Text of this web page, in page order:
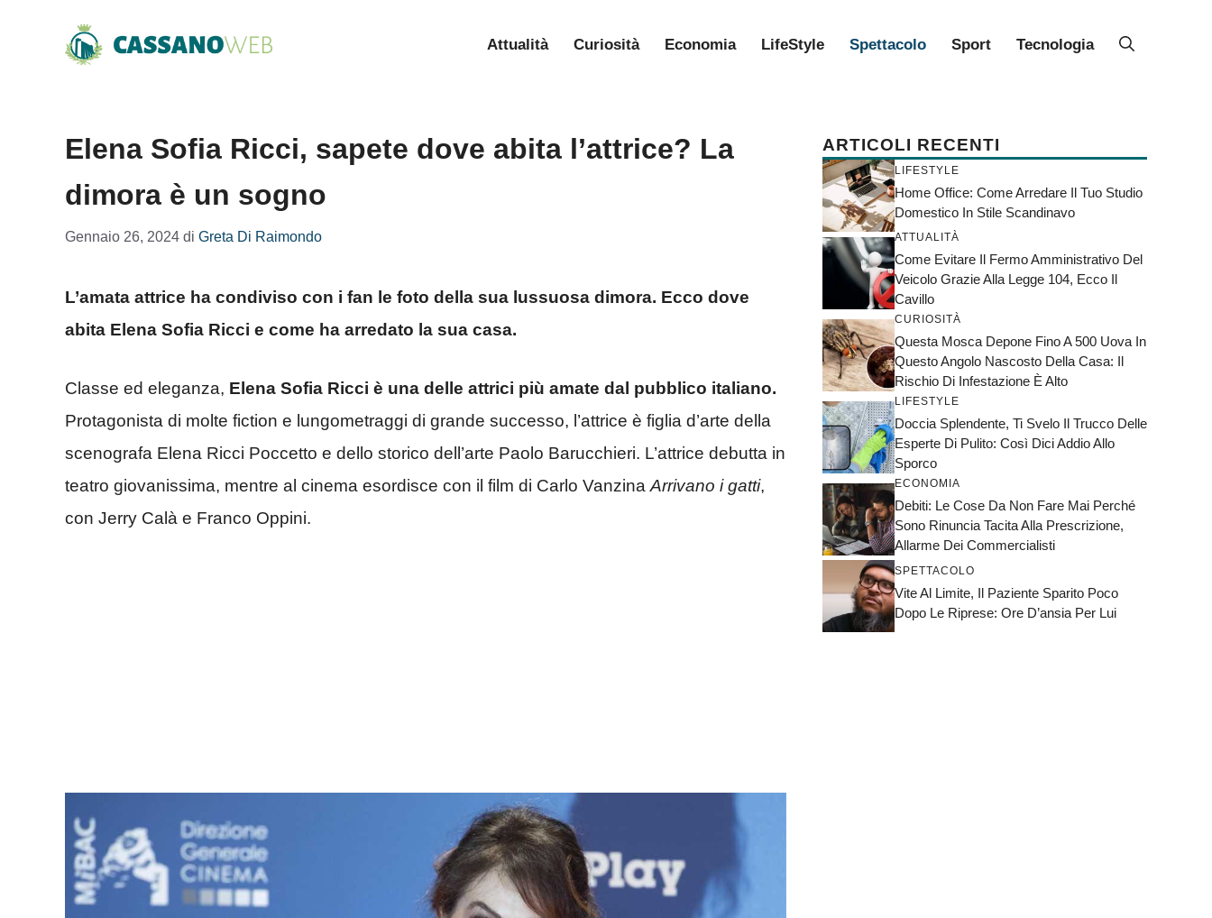
Attualità Curiosità Economia LifeStyle Spettacolo Sport Tecnologia
Elena Sofia Ricci, sapete dove abita l’attrice? La
dimora è un sogno
Gennaio 26, 2024 di Greta Di Raimondo
L’amata attrice ha condiviso con i fan le foto della sua lussuosa dimora. Ecco dove
abita Elena Sofia Ricci e come ha arredato la sua casa.
Classe ed eleganza, Elena Sofia Ricci è una delle attrici più amate dal pubblico italiano.
Protagonista di molte fiction e lungometraggi di grande successo, l’attrice è figlia d’arte della
scenografa Elena Ricci Poccetto e dello storico dell’arte Paolo Barucchieri. L’attrice debutta in
teatro giovanissima, mentre al cinema esordisce con il film di Carlo Vanzina Arrivano i gatti,
con Jerry Calà e Franco Oppini.
ARTICOLI RECENTI
LIFESTYLE
Home Office: Come Arredare Il Tuo Studio
Domestico In Stile Scandinavo
ATTUALITÀ
Come Evitare Il Fermo Amministrativo Del
Veicolo Grazie Alla Legge 104, Ecco Il
Cavillo
CURIOSITÀ
Questa Mosca Depone Fino A 500 Uova In
Questo Angolo Nascosto Della Casa: Il
Rischio Di Infestazione È Alto
LIFESTYLE
Doccia Splendente, Ti Svelo Il Trucco Delle
Esperte Di Pulito: Così Dici Addio Allo
Sporco
ECONOMIA
Debiti: Le Cose Da Non Fare Mai Perché
Sono Rinuncia Tacita Alla Prescrizione,
Allarme Dei Commercialisti
SPETTACOLO
Vite Al Limite, Il Paziente Sparito Poco
Dopo Le Riprese: Ore D’ansia Per Lui